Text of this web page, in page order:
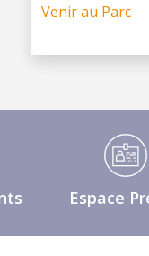
Venir au Parc
Espace